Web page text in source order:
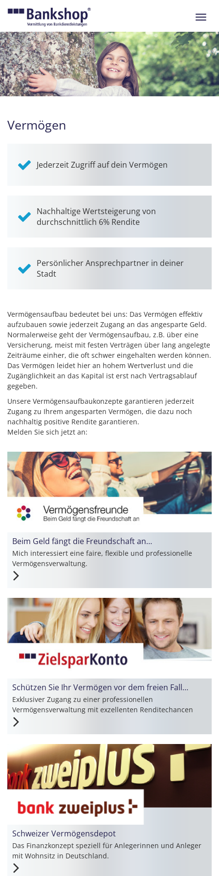
Vermögen
Jederzeit Zugriff auf dein Vermögen
Nachhaltige Wertsteigerung von
durchschnittlich 6% Rendite
Persönlicher Ansprechpartner in deiner
Stadt
Vermögensaufbau bedeutet bei uns: Das Vermögen effektiv
aufzubauen sowie jederzeit Zugang an das angesparte Geld.
Normalerweise geht der Vermögensaufbau, z.B. über eine
Versicherung, meist mit festen Verträgen über lang angelegte
Zeiträume einher, die oft schwer eingehalten werden können.
Das Vermögen leidet hier an hohem Wertverlust und die
Zugänglichkeit an das Kapital ist erst nach Vertragsablauf
gegeben.
Unsere Vermögensaufbaukonzepte garantieren jederzeit
Zugang zu Ihrem angesparten Vermögen, die dazu noch
nachhaltig positive Rendite garantieren.
Melden Sie sich jetzt an:
Beim Geld fängt die Freundschaft an…
Mich interessiert eine faire, flexible und professionelle
Vermögensverwaltung.
Schützen Sie Ihr Vermögen vor dem freien Fall…
Exklusiver Zugang zu einer professionellen
Vermögensverwaltung mit exzellenten Renditechancen
Schweizer Vermögensdepot
Das Finanzkonzept speziell für Anlegerinnen und Anleger
mit Wohnsitz in Deutschland.